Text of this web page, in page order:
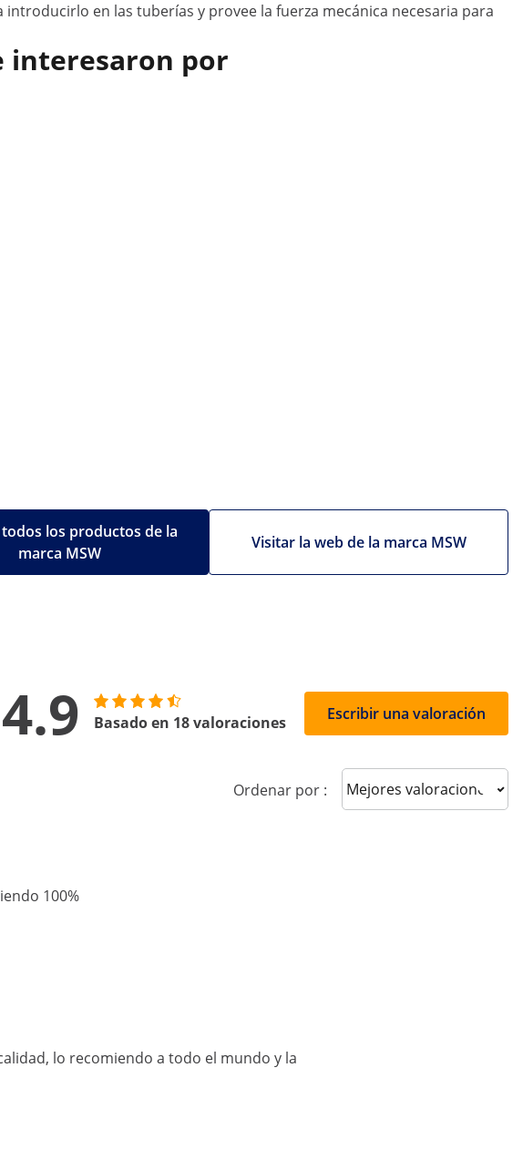
en las tuberías y provee la fuerza mecánica necesaria para
interesaron por
Visitar la web de la marca MSW
los productos de la
marca MSW
4.9 Basado en 18 valoraciones Escribir una valoración
Ordenar por : Sort reviews
100%
lo recomiendo a todo el mundo y la